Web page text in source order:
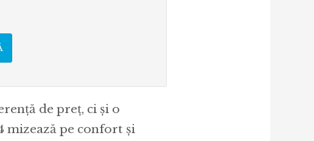
de preț, ci și o
mizează pe confort și